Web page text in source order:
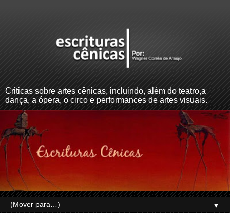
Criticas sobre artes cênicas, incluindo, além do teatro,a
dança, a ópera, o circo e performances de artes visuais.
▼